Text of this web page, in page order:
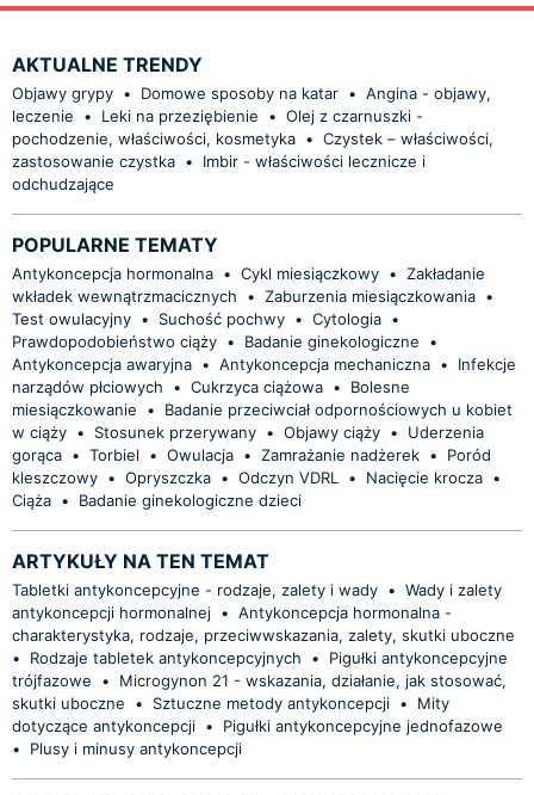
AKTUALNE TRENDY
Objawy grypy • Domowe sposoby na katar • Angina - objawy,
leczenie
• Leki na przeziębienie • Olej z czarnuszki -
pochodzenie, właściwości, kosmetyka • Czystek – właściwości,
zastosowanie czystka •
Imbir - właściwości lecznicze i
odchudzające
POPULARNE TEMATY
Antykoncepcja hormonalna • Cykl miesiączkowy • Zakładanie
wkładek wewnątrzmacicznych
• Zaburzenia miesiączkowania •
Test owulacyjny • Suchość pochwy • Cytologia •
Prawdopodobieństwo ciąży • Badanie ginekologiczne
•
Antykoncepcja awaryjna • Antykoncepcja mechaniczna •
Infekcje
narządów płciowych
• Cukrzyca ciążowa •
Bolesne
miesiączkowanie
•
Badanie przeciwciał odpornościowych u kobiet
w ciąży • Stosunek przerywany • Objawy ciąży •
Uderzenia
gorąca • Torbiel • Owulacja • Zamrażanie nadżerek •
Poród
kleszczowy • Opryszczka • Odczyn VDRL • Nacięcie krocza •
Ciąża • Badanie ginekologiczne dzieci
ARTYKUŁY NA TEN TEMAT
Tabletki antykoncepcyjne - rodzaje, zalety i wady • Wady i zalety
antykoncepcji hormonalnej • Antykoncepcja hormonalna -
charakterystyka, rodzaje, przeciwwskazania, zalety, skutki uboczne
•
Rodzaje tabletek antykoncepcyjnych •
Pigułki antykoncepcyjne
trójfazowe
•
Microgynon 21 - wskazania, działanie, jak stosować,
skutki uboczne
• Sztuczne metody antykoncepcji •
Mity
dotyczące antykoncepcji •
Pigułki antykoncepcyjne jednofazowe
•
Plusy i minusy antykoncepcji